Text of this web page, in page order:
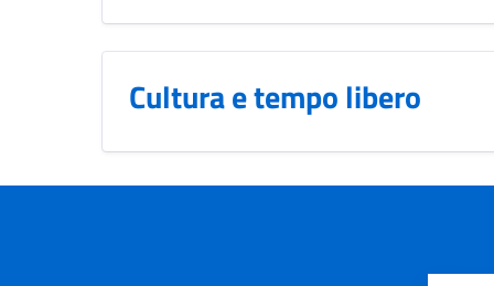
Cultura e tempo libero